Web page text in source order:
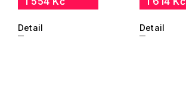
Detail Detail